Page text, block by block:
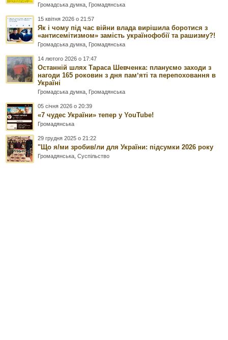
Громадська думка Громадянська
15 квітня 2026 о 21:57
Як і чому під час війни влада вирішила боротися з
«антисемітизмом» замість українофобії та рашизму?!
Громадська думка Громадянська
14 лютого 2026 о 17:47
Останній шлях Тараса Шевченка: плануємо заходи з
нагоди 165 роковин з дня памʼяті та перепоховання в
Україні
Громадська думка Громадянська
05 січня 2026 о 20:39
«7 чудес України» тепер у YouTube!
Громадянська
29 грудня 2025 о 21:22
"Що я/ми зробив/ли для України: підсумки 2026 року
Громадянська ,Суспільство